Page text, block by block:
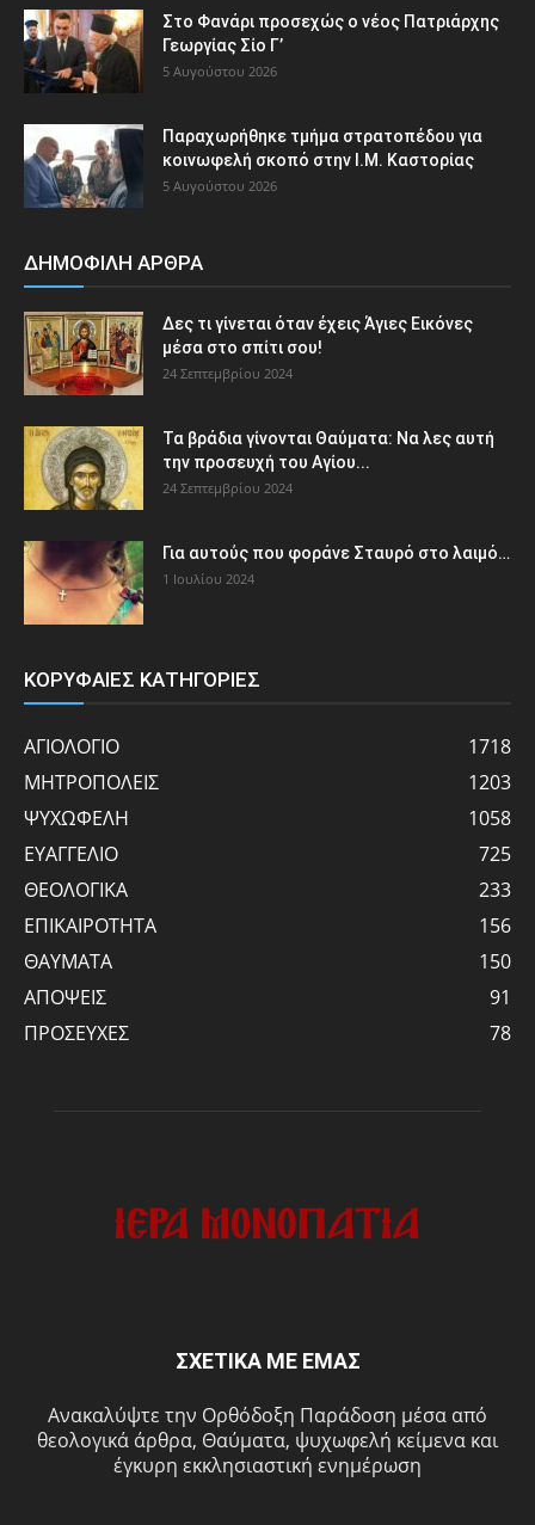
Στο Φανάρι προσεχώς ο νέος Πατριάρχης
Γεωργίας Σίο Γ’
5 Αυγούστου 2026
Παραχωρήθηκε τμήμα στρατοπέδου για
κοινωφελή σκοπό στην Ι.Μ. Καστορίας
5 Αυγούστου 2026
ΔΗΜΟΦΙΛΗ ΑΡΘΡΑ
Δες τι γίνεται όταν έχεις Άγιες Εικόνες
μέσα στο σπίτι σου!
24 Σεπτεμβρίου 2024
Τα βράδια γίνονται Θαύματα: Να λες αυτή
την προσευχή του Αγίου...
24 Σεπτεμβρίου 2024
Για αυτούς που φοράνε Σταυρό στο λαιμό…
1 Ιουλίου 2024
ΚΟΡΥΦΑΙΕΣ ΚΑΤΗΓΟΡΙΕΣ
ΑΓΙΟΛΟΓΙΟ
1718
ΜΗΤΡΟΠΟΛΕΙΣ
1203
ΨΥΧΩΦΕΛΗ
1058
ΕΥΑΓΓΕΛΙΟ
725
ΘΕΟΛΟΓΙΚΑ
233
ΕΠΙΚΑΙΡΟΤΗΤΑ
156
ΘΑΥΜΑΤΑ
150
ΑΠΟΨΕΙΣ
91
ΠΡΟΣΕΥΧΕΣ
78
ΣΧΕΤΙΚΑ ΜΕ ΕΜΑΣ
Ανακαλύψτε την Ορθόδοξη Παράδοση μέσα από
θεολογικά άρθρα, Θαύματα, ψυχωφελή κείμενα και
έγκυρη εκκλησιαστική ενημέρωση